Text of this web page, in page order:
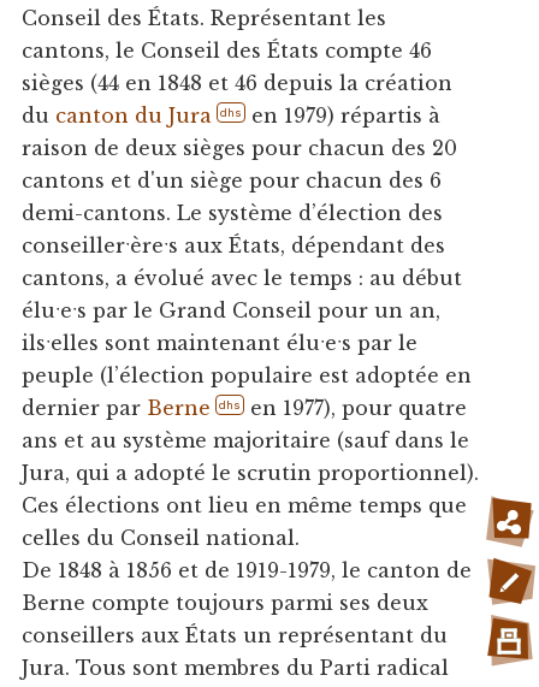
Conseil des États. Représentant les
cantons, le Conseil des États compte 46
sièges (44 en 1848 et 46 depuis la création
du canton du Jura dhs en 1979) répartis à
raison de deux sièges pour chacun des 20
cantons et d'un siège pour chacun des 6
demi-cantons. Le système d’élection des
conseillerˑèreˑs aux États, dépendant des
cantons, a évolué avec le temps : au début
éluˑeˑs par le Grand Conseil pour un an,
ilsˑelles sont maintenant éluˑeˑs par le
peuple (l’élection populaire est adoptée en
dernier par Berne dhs en 1977), pour quatre
ans et au système majoritaire (sauf dans le
Jura, qui a adopté le scrutin proportionnel).
Ces élections ont lieu en même temps que
celles du Conseil national.
De 1848 à 1856 et de 1919-1979, le canton de
Berne compte toujours parmi ses deux
conseillers aux États un représentant du
Jura. Tous sont membres du Parti radical